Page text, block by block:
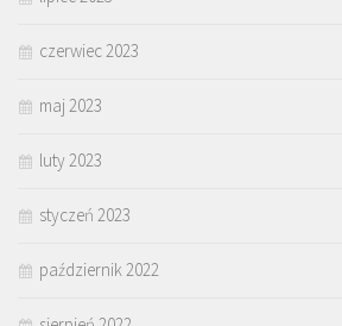
czerwiec 2023
maj 2023
luty 2023
styczeń 2023
październik 2022